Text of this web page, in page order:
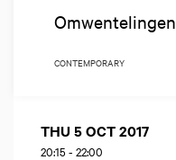
Omwentelingen
CONTEMPORARY
THU 5 OCT 2017
20:15 - 22:00